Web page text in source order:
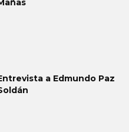
a Edmundo Paz